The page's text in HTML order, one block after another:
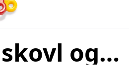
Classic skovl og rive L:21-24 cm - assorteret